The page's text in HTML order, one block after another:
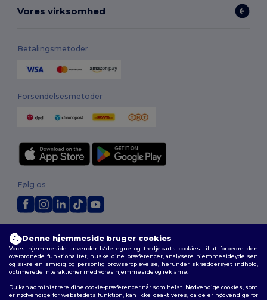
Vores virksomhed
Betalingsmetoder
Forsendelsesmetoder
Vilkår og Betingelser|Tilpasset politik |Fortrolighedspolitik
cookies|Sitemap
Følg os
Denne hjemmeside bruger cookies
Vores hjemmeside anvender både egne og tredjeparts cookies til at forbedre den
overordnede funktionalitet, huske dine præferencer, analysere hjemmesideydelsen
og sikre en smidig og personlig browseroplevelse, herunder skræddersyet indhold,
optimerede interaktioner med vores hjemmeside og reklame.
Du kan administrere dine cookie-præferencer når som helst. Nødvendige cookies, som
er nødvendige for webstedets funktion, kan ikke deaktiveres, da de er nødvendige for